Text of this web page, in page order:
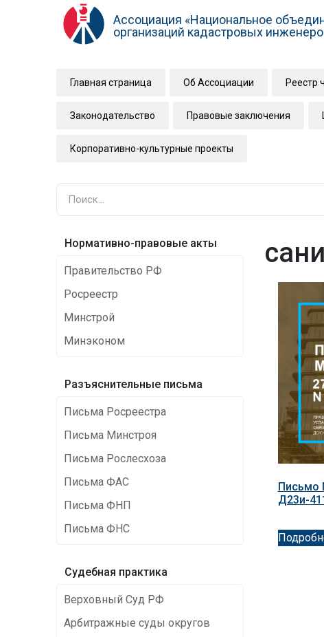
Ассоциация «Национальное
организаций кадастровых
Главная страница Об Ассоциации Реестр
Законодательство Правовые заключения
Корпоративно-культурные проекты
Нормативно-правовые акты
Правительство РФ
Росреестр
Минстрой
Минэконом
Разъяснительные письма
Письма Росреестра
Письма Минстроя
Письма Рослесхоза
Письма ФАС
Письма ФНП
Письма ФНС
Cудебная практика
Верховный Суд РФ
Арбитражные суды округов
Письмо
Д23и-